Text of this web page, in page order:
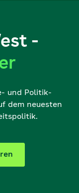
-
und Politik-
dem neuesten